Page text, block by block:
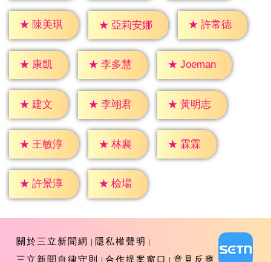
★ 陳美琪 ★ 亞莉安娜 ★ 許常德
★ 康凱 ★ 李多慧 ★ Joeman
★ 建文 ★ 李翊君 ★ 黃明志
★ 王敏淳 ★ 林襄 ★ 霖霖
★ 許景淳 ★ 檢場
關於三立新聞網
隱私權聲明
三立新聞自律守則
合作提案窗口 意見反應